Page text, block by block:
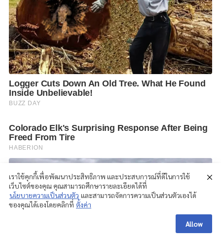
เราใช้คุกกี้เพื่อพัฒนาประสิทธิภาพ และประสบการณ์ที่ดีในการใช้
เว็บไซต์ของคุณ คุณสามารถศึกษารายละเอียดได้ที่
นโยบายความเป็นส่วนตัว และสามารถจัดการความเป็นส่วนตัวเองได้
ของคุณได้เองโดยคลิกที่ ตั้งค่า
Allow